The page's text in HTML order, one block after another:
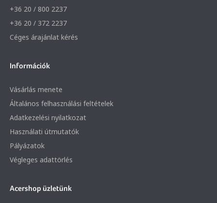
+36 20 / 800 2237
+36 20 / 372 2237
Céges árajánlat kérés
Információk
Vásárlás menete
Általános felhasználási feltételek
Adatkezelési nyilatkozat
Használati útmutatók
Pályázatok
Végleges adattörlés
Acershop üzletünk